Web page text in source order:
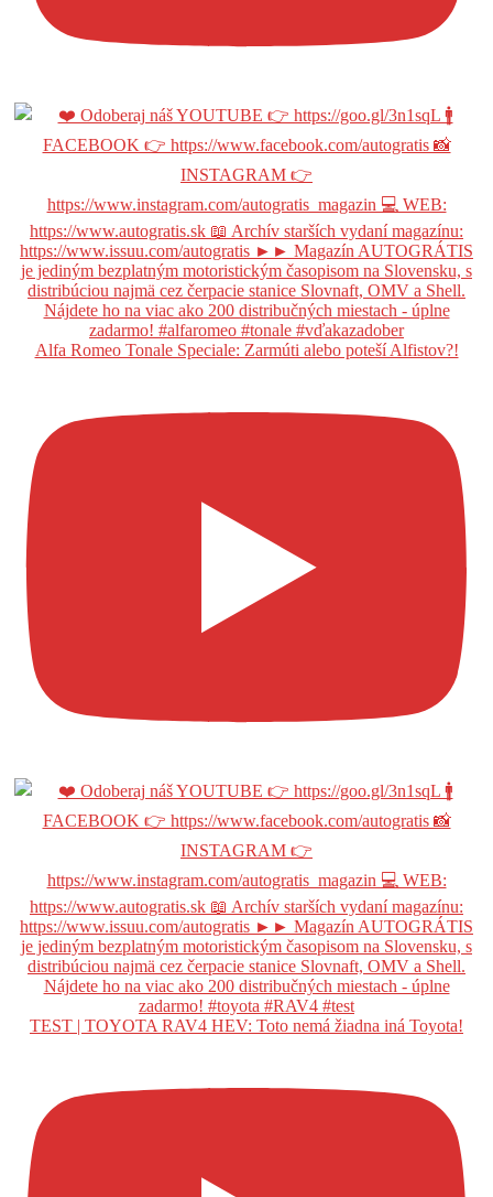
Alfa Romeo Tonale Speciale: Zarmúti alebo poteší Alfistov?!
TEST | TOYOTA RAV4 HEV: Toto nemá žiadna iná Toyota!